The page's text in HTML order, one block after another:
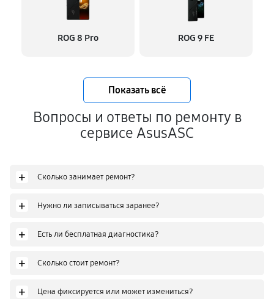
ROG 8 Pro ROG 9 FE
Показать всё
Вопросы и ответы по ремонту в
сервисе AsusASC
+ Сколько занимает ремонт?
+ Нужно ли записываться заранее?
+ Есть ли бесплатная диагностика?
+ Сколько стоит ремонт?
+ Цена фиксируется или может измениться?